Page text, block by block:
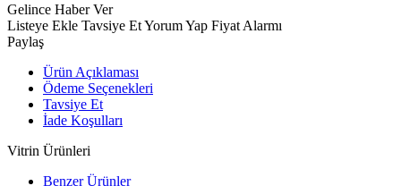
Gelince Haber Ver
Listeye Ekle Tavsiye EtYorum Yap Fiyat Alarmı
Paylaş
Ürün Açıklaması
Ödeme Seçenekleri
Tavsiye Et
İade Koşulları
Vitrin Ürünleri
Benzer Ürünler